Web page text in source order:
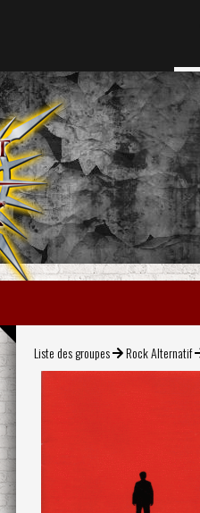
Liste des groupes Rock Alternatif